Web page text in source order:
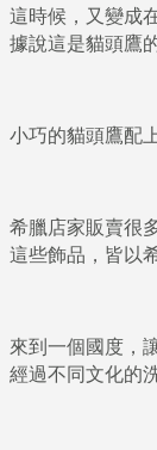
這時候，又變成
據說這是貓頭鷹
小巧的貓頭鷹配
希臘店家販賣很
這些飾品，皆以
來到一個國度，
經過不同文化的